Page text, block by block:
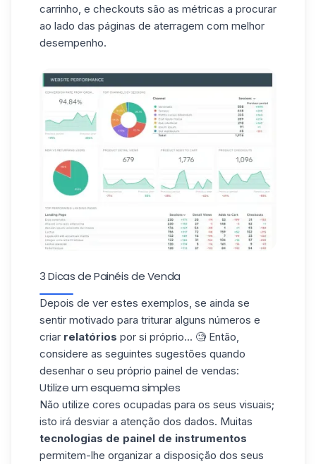
carrinho, e checkouts são as métricas a procurar
ao lado das páginas de aterragem com melhor
desempenho.
3 Dicas de Painéis de Venda
Depois de ver estes exemplos, se ainda se
sentir motivado para triturar alguns números e
criar relatórios por si próprio... 🧐 Então,
considere as seguintes sugestões quando
desenhar o seu próprio painel de vendas:
Utilize um esquema simples
Não utilize cores ocupadas para os seus visuais;
isto irá desviar a atenção dos dados. Muitas
tecnologias de painel de instrumentos
permitem-lhe organizar a disposição dos seus